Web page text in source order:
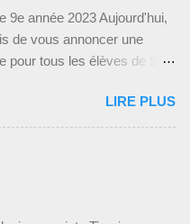
drive/(Baccalauréat
dirigera vers une page où
liste de modèles d'exam...
se réunit aux Gonaïves
de 1889. Et du même
Hyppolite pour sept ans.
ministre des finances et
Durant le conflit qui
le nord pendant le
Le N ord avait cédé l...
9e année 2023 Aujourd'hui,
de vous annoncer une
pour tous les élèves de 9e
et de la Formation
par le biais de la
Fondamental
des modèles
LIRE PLUS